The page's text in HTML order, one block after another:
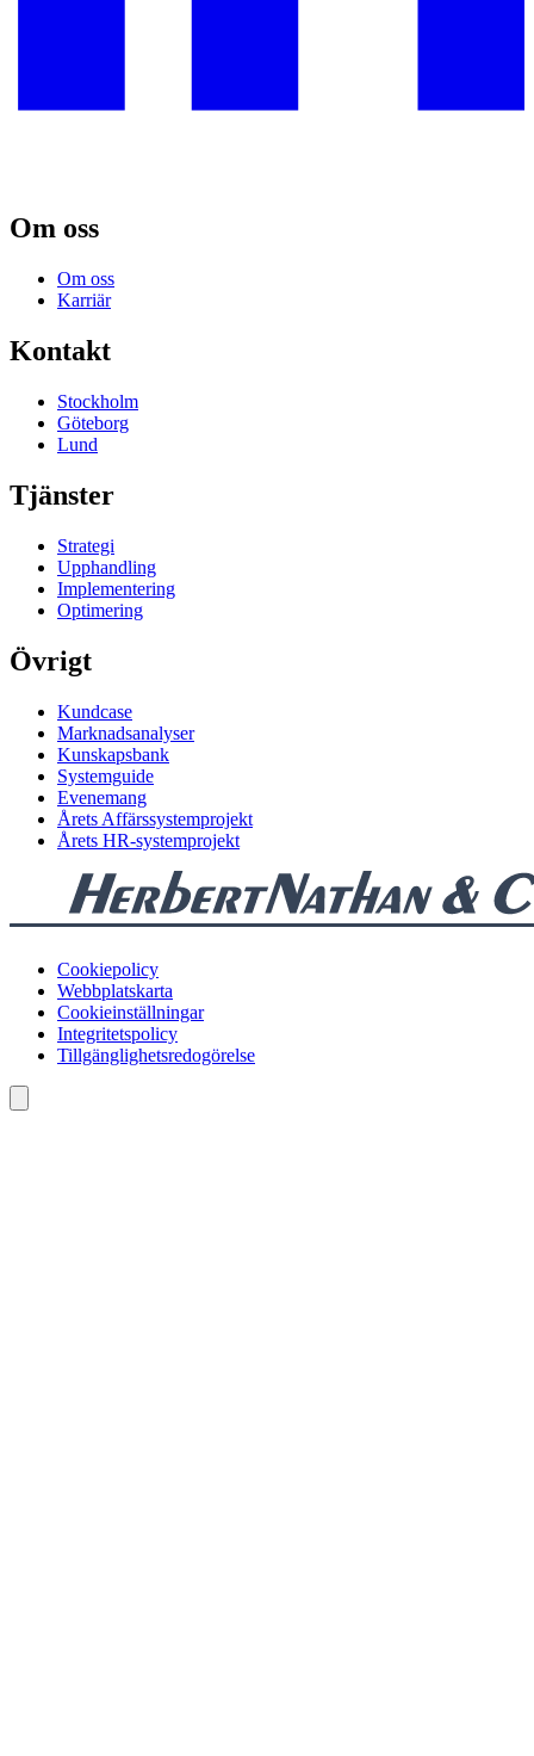
Om oss
Om oss
Karriär
Kontakt
Stockholm
Göteborg
Lund
Tjänster
Strategi
Upphandling
Implementering
Optimering
Övrigt
Kundcase
Marknadsanalyser
Kunskapsbank
Systemguide
Evenemang
Årets Affärssystemprojekt
Årets HR-systemprojekt
Cookiepolicy
Webbplatskarta
Cookieinställningar
Integritetspolicy
Tillgänglighetsredogörelse